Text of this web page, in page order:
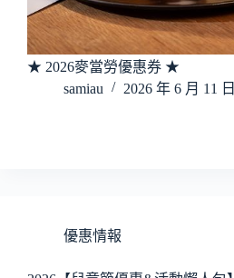
★ 2026麥當勞優惠券 ★
samiau
2026 年 6 月 11 日
優惠情報